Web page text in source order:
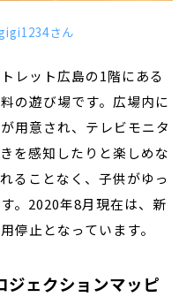
さん
レット広島の1階にある
の遊び場です。広場内に
用意され、テレビモニタ
を感知したりと楽しめな
ることなく、子供がゆっ
。2020年8月現在は、新
停止となっています。
ジェクションマッピ